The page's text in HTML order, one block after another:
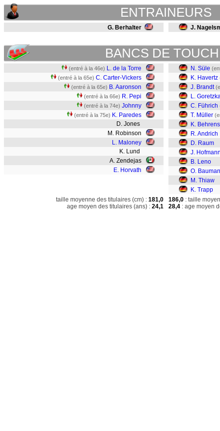
ENTRAINEURS
G. Berhalter J.
BANCS DE
(entré à la 46e) L. de la Torre
(entré à la 65e) C. Carter-Vickers
(entré à la 65e) B. Aaronson
(entré à la 66e) R. Pepi
(entré à la 74e) Johnny
(entré à la 75e) K. Paredes
D. Jones
M. Robinson
L. Maloney
K. Lund
A. Zendejas
E. Horvath
N. Süle
K. Havertz
J. Brandt
L.
C. Führich
T. Müller
K. Behrens
R. Andrich
D. Raum
J.
B. Leno
O.
M. Thiaw
K. Trapp
taille moyenne des titulaires (cm) : 181,0
age moyen des titulaires (ans) : 24,1
186,0 : taille
28,4 : age moyen